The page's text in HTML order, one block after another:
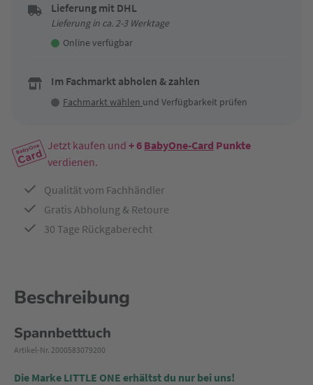
Lieferung mit DHL
Lieferung in ca. 2-3 Werktage
Online verfügbar
Im Fachmarkt abholen & zahlen
Fachmarkt wählen und Verfügbarkeit prüfen
Jetzt kaufen und + 6 BabyOne-Card Punkte
verdienen.
Qualität vom Fachhändler
Gratis Abholung & Retoure
30 Tage Rückgaberecht
Beschreibung
Spannbetttuch
Artikel-Nr. 2000583079200
Die Marke LITTLE ONE erhältst du nur bei uns!